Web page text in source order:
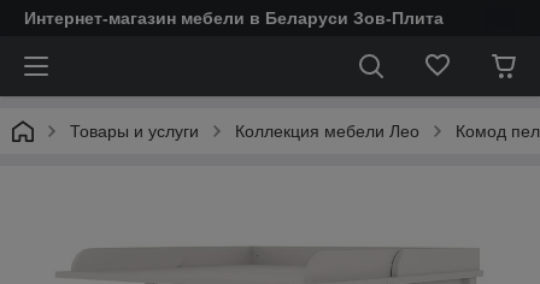
Интернет-магазин мебели в Беларуси Зов-Плита
Товары и услуги Коллекция мебели Лео Комод